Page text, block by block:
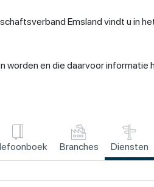
Emsland vindt u in
worden en die daarvoor informatie
Branches Diensten